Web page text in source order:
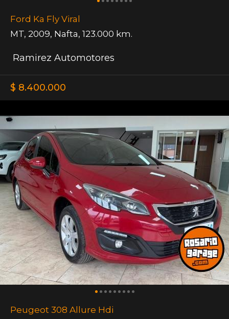
Ford Ka Fly Viral
MT, 2009, Nafta, 123.000 km.
Ramirez Automotores
$ 8.400.000
Peugeot 308 Allure Hdi